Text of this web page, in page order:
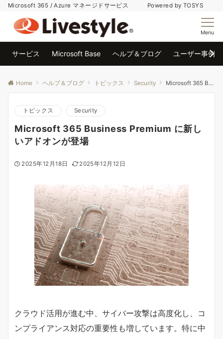
Microsoft 365 / Azure マネージドサービス Powered by TOSYS
Menu
サービス Microsoft Base ヘルプ＆ブログ ユーザー事例
Home ヘルプ＆ブログ トピックス Security Microsoft 365 Business Premium に新しいアドオンが登場
トピックス Security
Microsoft 365 Business Premium に新し
いアドオンが登場
2025年12月18日 2025年12月12日
クラウド活用が進む中、サイバー攻撃は高度化し、コ
ンプライアンス対応の重要性も増しています。特に中